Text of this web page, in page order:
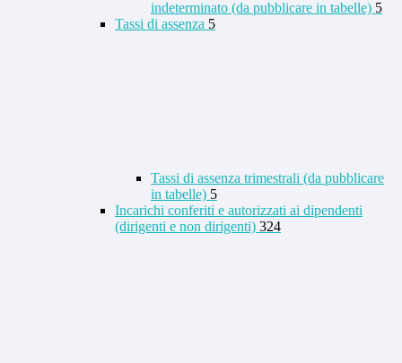
indeterminato (da pubblicare in tabelle) 5
Tassi di assenza 5
Tassi di assenza trimestrali (da pubblicare
in tabelle) 5
Incarichi conferiti e autorizzati ai dipendenti
(dirigenti e non dirigenti) 324